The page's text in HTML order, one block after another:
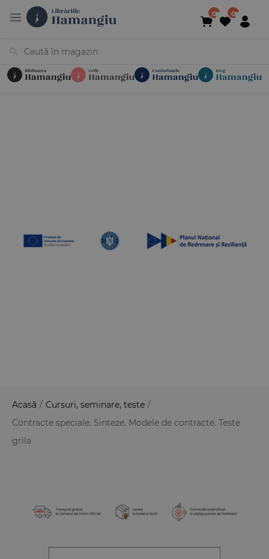
Acasă / Cursuri, seminare, teste /
Contracte speciale. Sinteze. Modele de contracte. Teste
grila